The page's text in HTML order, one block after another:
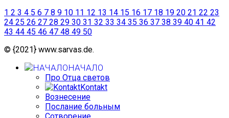
1 2 3 4 5 6 7 8 9 10 11 12 13 14 15 16 17 18 19 20 21 22 23
24 25 26 27 28 29 30 31 32 33 34 35 36 37 38 39 40 41 42
43 44 45 46 47 48 49 50
© {2021} www.sarvas.de.
НАЧАЛО
Про Отца светов
Kontakt
Вознесение
Послание больным